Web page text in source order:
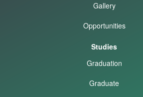
Gallery
Opportunities
Studies
Graduation
Graduate